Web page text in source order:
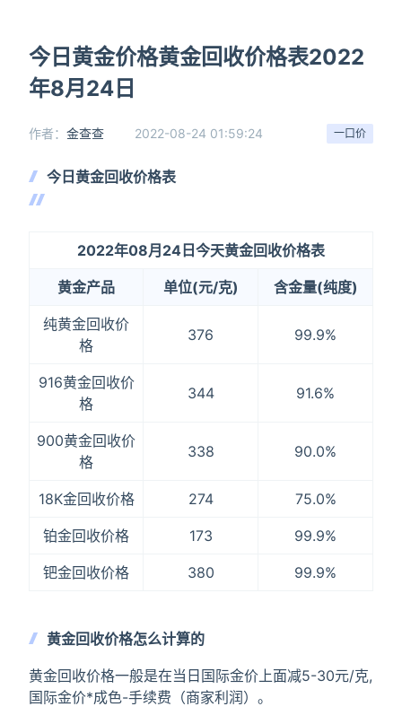
今日黄金价格黄金回收价格表2022
年8月24日
一口价
作者： 金查查 2022-08-24 01:59:24
今日黄金回收价格表
2022年08月24日今天黄金回收价格表
黄金产品 单位(元/克) 含金量(纯度)
纯黄金回收价
格
376 99.9%
916黄金回收价
格
344 91.6%
900黄金回收价
格
338 90.0%
18K金回收价格 274 75.0%
铂金回收价格 173 99.9%
钯金回收价格 380 99.9%
黄金回收价格怎么计算的
黄金回收价格一般是在当日国际金价上面减5-30元/克,
国际金价*成色-手续费（商家利润）。